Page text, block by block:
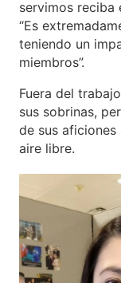
servimos reciba
“Es
teniendo un
miembros”.
Fuera del
sus sobrinas,
de sus
aire libre.